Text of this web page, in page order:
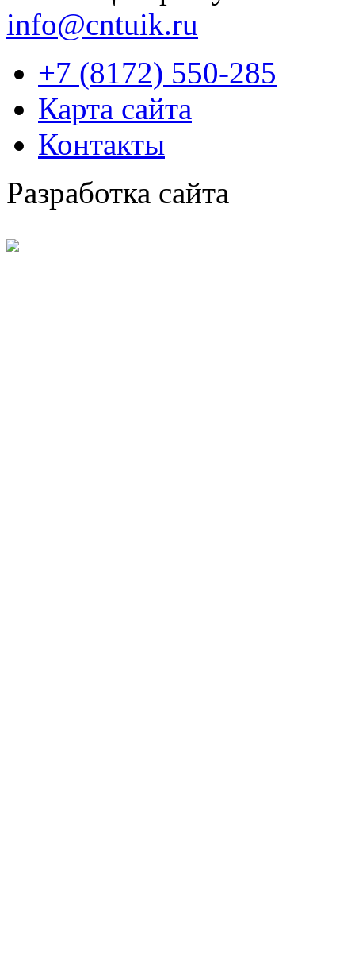
info@cntuik.ru
+7 (8172) 550-285
Карта сайта
Контакты
Разработка сайта